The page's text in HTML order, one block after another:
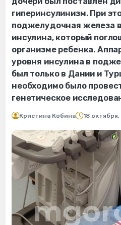
гиперинсулинизм. При
поджелудочная железа
инсулина, который
организме ребенка.
уровня инсулина в
был только в Дании и
необходимо было
генетическое
Кристина Кобина 18 октября,